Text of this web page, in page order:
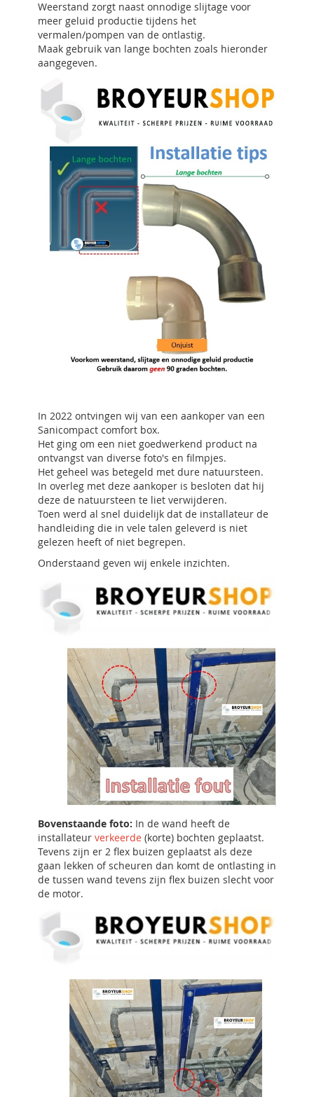
Weerstand zorgt naast onnodige slijtage voor
meer geluid productie tijdens het
vermalen/pompen van de ontlastig.
Maak gebruik van lange bochten zoals hieronder
aangegeven.
In 2022 ontvingen wij van een aankoper van een
Sanicompact comfort box.
Het ging om een niet goedwerkend product na
ontvangst van diverse foto's en filmpjes.
Het geheel was betegeld met dure natuursteen.
In overleg met deze aankoper is besloten dat hij
deze de natuursteen te liet verwijderen.
Toen werd al snel duidelijk dat de installateur de
handleiding die in vele talen geleverd is niet
gelezen heeft of niet begrepen.
Onderstaand geven wij enkele inzichten.
Bovenstaande foto: In de wand heeft de
installateur verkeerde (korte) bochten geplaatst.
Tevens zijn er 2 flex buizen geplaatst als deze
gaan lekken of scheuren dan komt de ontlasting in
de tussen wand tevens zijn flex buizen slecht voor
de motor.